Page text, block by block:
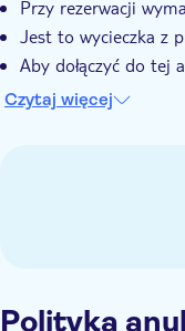
Przy rezerwacji
Jest to wycieczka z
Aby dołączyć do tej
Po dokonaniu
Aplikacja online
Gdy znajdziesz się
wstrzymać
Czytaj więcej
Polityka